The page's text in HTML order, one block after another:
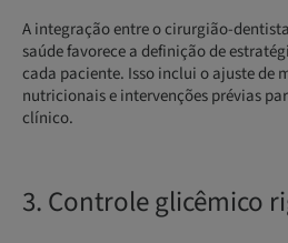
A integração entre o cirurgião-
saúde favorece a definição de
cada paciente. Isso inclui o ajuste de
nutricionais e intervenções prévias
clínico.
3. Controle glicêmico